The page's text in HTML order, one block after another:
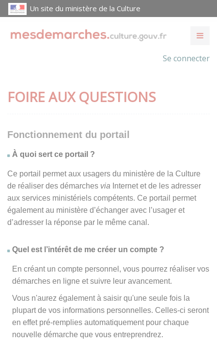
Un site du ministère de la Culture
Se connecter
FOIRE AUX QUESTIONS
Fonctionnement du portail
À quoi sert ce portail ?
Ce portail permet aux usagers du ministère de la Culture
de réaliser des démarches via Internet et de les adresser
aux services ministériels compétents. Ce portail permet
également au ministère d’échanger avec l’usager et
d’adresser la réponse par le même canal.
Quel est l’intérêt de me créer un compte ?
En créant un compte personnel, vous pourrez réaliser vos
démarches en ligne et suivre leur avancement.
Vous n'aurez également à saisir qu'une seule fois la
plupart de vos informations personnelles. Celles-ci seront
en effet pré-remplies automatiquement pour chaque
nouvelle démarche que vous entreprendrez.